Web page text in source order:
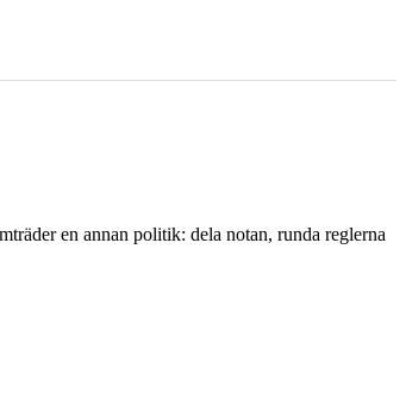
en annan politik: dela notan, runda reglerna